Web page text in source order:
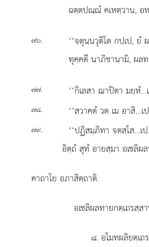
ฉตฺตปณฺณํ คเหตฺวาน, อ
๗๖.
‘‘จตุนฺนวุติโต กปฺเป, ยํ
ทุคฺคตึ นาภิชานามิ, ผล
๗๗. ‘‘กิเลสา ฌาปิตา มยฺหํ
๗๘. ‘‘สฺวาคตํ วต เม อาสิ…
๗๙.
‘‘ปฏิสมฺภิทา จตสฺโส…
อิตฺถํ สุทํ อายสฺมา อเชลิผล
คาถาโย อภาสิตฺถาติ.
อเชลิผลทายกตฺเถรสฺ
๘. อโมทผลิยตฺเ